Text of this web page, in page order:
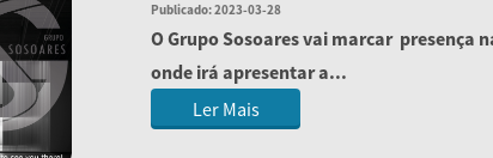
Publicado:2023-03-28
O Grupo Sosoares vai marcar presença
onde irá apresentar a...
Ler Mais